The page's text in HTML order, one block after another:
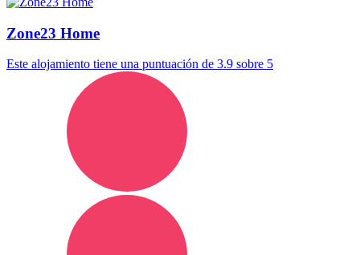
Zone23 Home
Este alojamiento tiene una puntuación de 3.9 sobre 5